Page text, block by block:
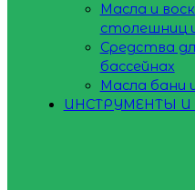
Масла и
столешниц
Средства
бассейнах
Масла бани
ИНСТРУМЕНТЫ И